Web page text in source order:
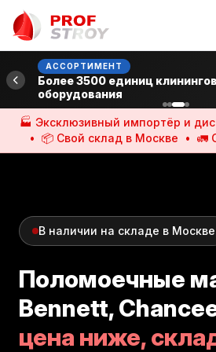
АССОРТИМЕНТ
Более 3500 единиц
оборудования
🏭 Эксклюзивный импортёр и
• 📦 Свой склад в Москве • 🚛
В наличии на складе в Москве
Поломоечные
Bennett,
цена ниже,